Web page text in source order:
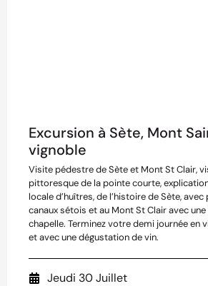
Excursion à Sète, Mont
vignoble
Visite pédestre de Sète et Mont St Clair,
pittoresque de la pointe courte,
locale d’huîtres, de l’histoire de Sète,
canaux sétois et au Mont St Clair avec
chapelle. Terminez votre demi journée en
et avec une dégustation de vin.
Jeudi 30 Juillet